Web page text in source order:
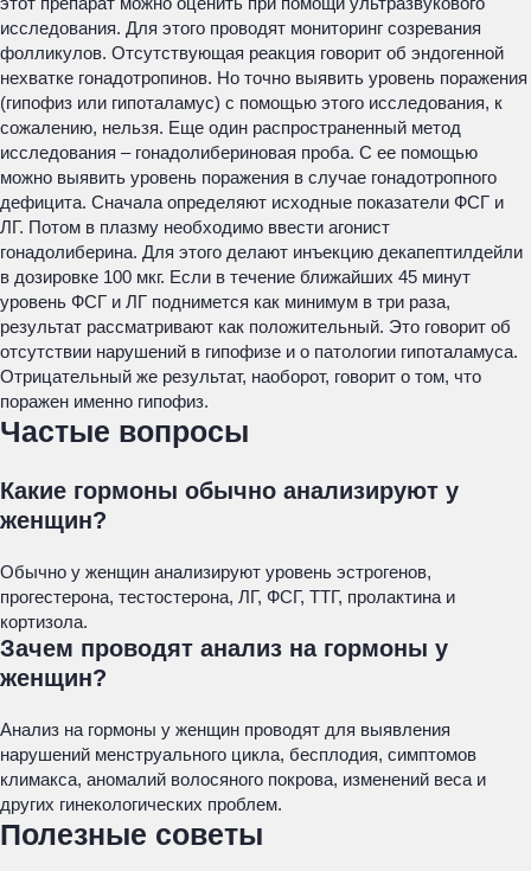
исследования. Для этого проводят мониторинг созревания
фолликулов. Отсутствующая реакция говорит об эндогенной
нехватке гонадотропинов. Но точно выявить уровень поражения
(гипофиз или гипоталамус) с помощью этого исследования, к
сожалению, нельзя. Еще один распространенный метод
исследования – гонадолибериновая проба. С ее помощью
можно выявить уровень поражения в случае гонадотропного
дефицита. Сначала определяют исходные показатели ФСГ и
ЛГ. Потом в плазму необходимо ввести агонист
гонадолиберина. Для этого делают инъекцию декапептилдейли
в дозировке 100 мкг. Если в течение ближайших 45 минут
уровень ФСГ и ЛГ поднимется как минимум в три раза,
результат рассматривают как положительный. Это говорит об
отсутствии нарушений в гипофизе и о патологии гипоталамуса.
Отрицательный же результат, наоборот, говорит о том, что
поражен именно гипофиз.
Частые вопросы
Какие гормоны обычно анализируют у
женщин?
Обычно у женщин анализируют уровень эстрогенов,
прогестерона, тестостерона, ЛГ, ФСГ, ТТГ, пролактина и
кортизола.
Зачем проводят анализ на гормоны у
женщин?
Анализ на гормоны у женщин проводят для выявления
нарушений менструального цикла, бесплодия, симптомов
климакса, аномалий волосяного покрова, изменений веса и
других гинекологических проблем.
Полезные советы